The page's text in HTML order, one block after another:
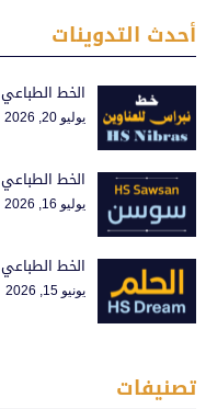
أحدث التدوينات
الخط الطباعي HS Nibras
يوليو 20, 2026
الخط الطباعي HS Sawsan
يوليو 16, 2026
الخط الطباعي HS Dream
يونيو 15, 2026
تصنيفات